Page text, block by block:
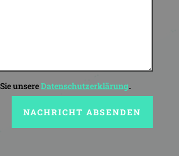
unsereDatenschutzerklärung
NACHRICHT ABSENDEN